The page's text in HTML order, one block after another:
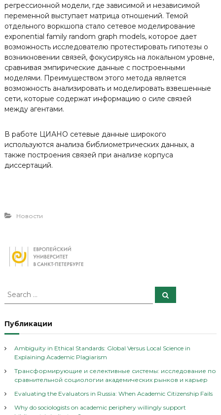
регрессионной модели, где зависимой и независимой
переменной выступает матрица отношений. Темой
отдельного воркшопа стало сетевое моделирование
exponential family random graph models, которое дает
возможность исследователю протестировать гипотезы о
возникновении связей, фокусируясь на локальном уровне,
сравнивая эмпирические данные с построенными
моделями. Преимуществом этого метода является
возможность анализировать и моделировать взвешенные
сети, которые содержат информацию о силе связей
между агентами.
В работе ЦИАНО сетевые данные широкого
используются анализа библиометрических данных, а
также построения связей при анализе корпуса
диссертаций.
Новости
S
e
r
c
f
r
S
e
Публикации
Ambiguity in Ethical Standards: Global Versus Local Science in
Explaining Academic Plagiarism
Трансформирующие и селективные системы: исследование по
сравнительной социологии академических рынков и карьер
Evaluating the Evaluators in Russia: When Academic Citizenship Fails
Why do sociologists on academic periphery willingly support